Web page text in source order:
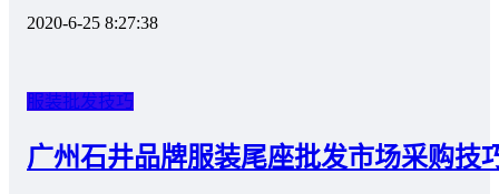
2020-6-25 8:27:38
服装批发技巧
广州石井品牌服装尾座批发市场采购技